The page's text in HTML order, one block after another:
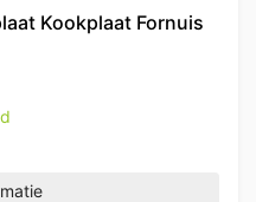
Kookplaat Fornuis